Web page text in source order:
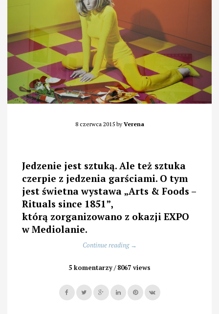
8 czerwca 2015by Verena
Jedzenie jest sztuką. Ale też sztuka
czerpie z jedzenia garściami. O tym
jest świetna wystawa „Arts & Foods –
Rituals since 1851”,
którą zorganizowano z okazji EXPO
w Mediolanie.
Continue reading „Jedzenie
sexy”
→
5 komentarzy 8067 views